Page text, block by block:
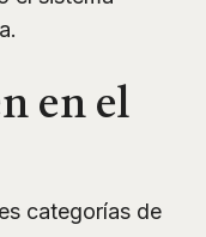
en el
categorías de